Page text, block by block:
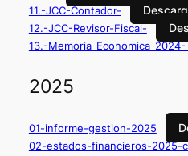
11.-JCC-Contador-
12.-JCC-Revisor-Fiscal-
13.-Memoria_Economica_2024-
2025
01-informe-gestion-2025
02-estados-financieros-2025-